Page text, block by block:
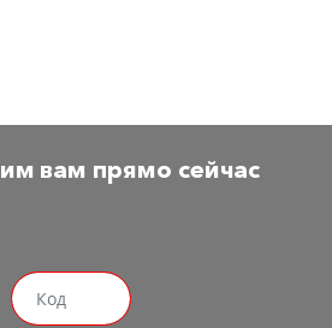
вам прямо сейчас